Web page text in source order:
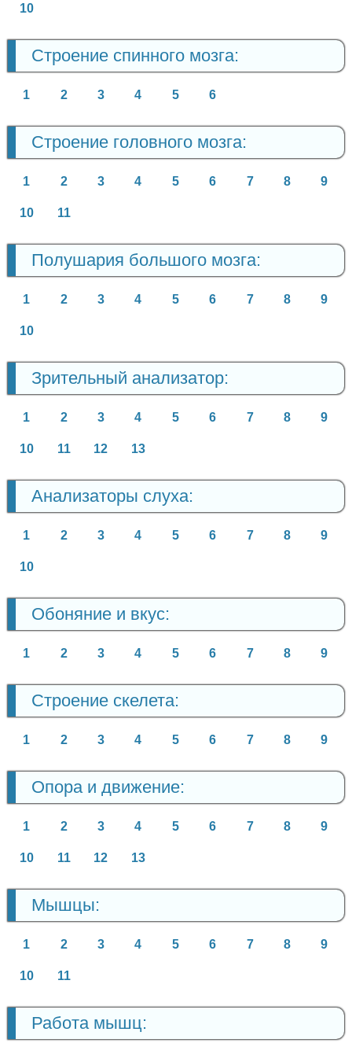
10
Строение спинного мозга:
1 2 3 4 5 6
Строение головного мозга:
1 2 3 4 5 6 7 8 9
10 11
Полушария большого мозга:
1 2 3 4 5 6 7 8 9
10
Зрительный анализатор:
1 2 3 4 5 6 7 8 9
10 11 12 13
Анализаторы слуха:
1 2 3 4 5 6 7 8 9
10
Обоняние и вкус:
1 2 3 4 5 6 7 8 9
Строение скелета:
1 2 3 4 5 6 7 8 9
Опора и движение:
1 2 3 4 5 6 7 8 9
10 11 12 13
Мышцы:
1 2 3 4 5 6 7 8 9
10 11
Работа мышц: